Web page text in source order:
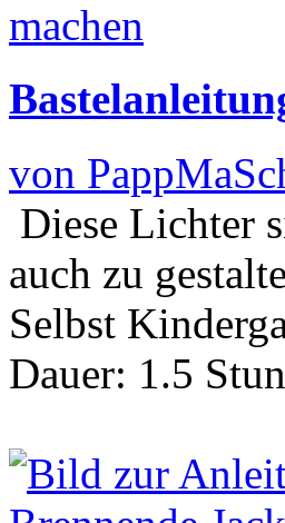
von
Diese Lichter
auch zu
Selbst
Dauer: 1.5